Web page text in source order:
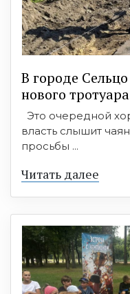
В городе
нового тротуара
Это очередной
власть слышит
просьбы ...
Читать далее